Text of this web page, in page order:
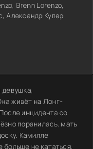
Brenn Lorenzo,
Александр Купер
девушка,
живёт на Лонг-
инцидента со
поранилась, мать
Камилле
больше не кататься,